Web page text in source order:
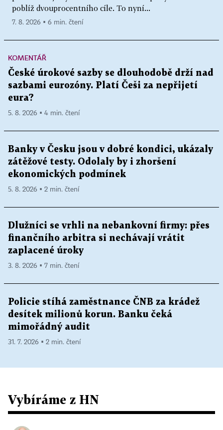
poblíž dvouprocentního cíle. To nyní...
7. 8. 2026 ▪ 6 min. čtení
KOMENTÁŘ
České úrokové sazby se dlouhodobě drží nad
sazbami eurozóny. Platí Češi za nepřijetí
eura?
5. 8. 2026 ▪ 4 min. čtení
Banky v Česku jsou v dobré kondici, ukázaly
zátěžové testy. Odolaly by i zhoršení
ekonomických podmínek
5. 8. 2026 ▪ 2 min. čtení
Dlužníci se vrhli na nebankovní firmy: přes
finančního arbitra si nechávají vrátit
zaplacené úroky
3. 8. 2026 ▪ 7 min. čtení
Policie stíhá zaměstnance ČNB za krádež
desítek milionů korun. Banku čeká
mimořádný audit
31. 7. 2026 ▪ 2 min. čtení
Vybíráme z HN